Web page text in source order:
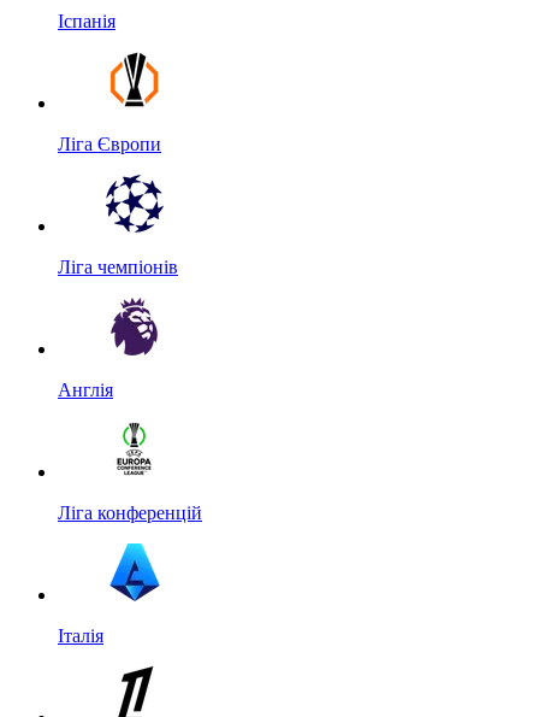
Іспанія
Ліга Європи
Ліга чемпіонів
Англія
Ліга конференцій
Італія